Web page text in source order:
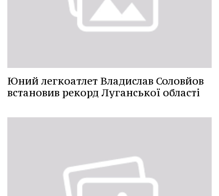
Юний легкоатлет Владислав Соловйов
встановив рекорд Луганської області